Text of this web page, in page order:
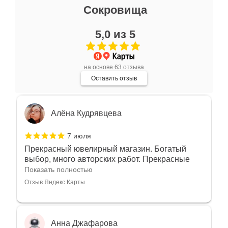
Сокровища
5,0 из 5
на основе 63 отзыва
Оставить отзыв
Самый чудесный магазин , самые чудесные
продавцы консультанты????????С такой
любовью рекомендовали и советовали нам
украшения????????Спасибо большое за
такое тепло???????? Крым ❤️
Отзыв Яндекс.Карты
Алёна Кудрявцева
7 июля
Прекрасный ювелирный магазин. Богатый
выбор, много авторских работ. Прекрасные
консультанты. Отдельное спасибо Ирине,
очень грамотный специалист, всё показала,
Показать полностью
Отзыв Яндекс.Карты
Анна Джафарова